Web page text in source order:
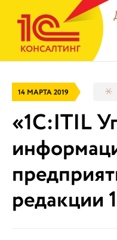
14 МАРТА 2019
«1С:ITIL
редакции